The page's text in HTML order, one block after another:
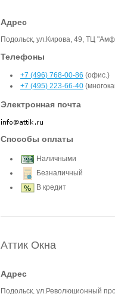
Адрес
Подольск, ул.Кирова, 49, ТЦ
Телефоны
+7 (496) 768-00-86 (офис.)
+7 (495) 223-66-40
Электронная почта
Способы оплаты
Наличными
Безналичный
В кредит
Аттик Окна
Адрес
Подольск, ул.Революционный